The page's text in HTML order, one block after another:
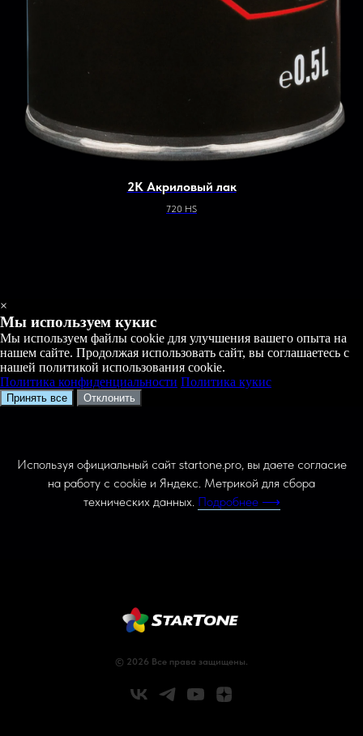
2К Акриловый лак
720 HS
×
Мы используем кукис
Мы используем файлы cookie для улучшения вашего опыта на
нашем сайте. Продолжая использовать сайт, вы соглашаетесь с
нашей политикой использования cookie.
Политика конфиденциальности Политика кукис
Принять все Отклонить
Используя официальный сайт startone.pro, вы даете согласие
на работу с cookie и Яндекс. Метрикой для сбора
технических данных. Подробнее ⟶
© 2026 Все права защищены.